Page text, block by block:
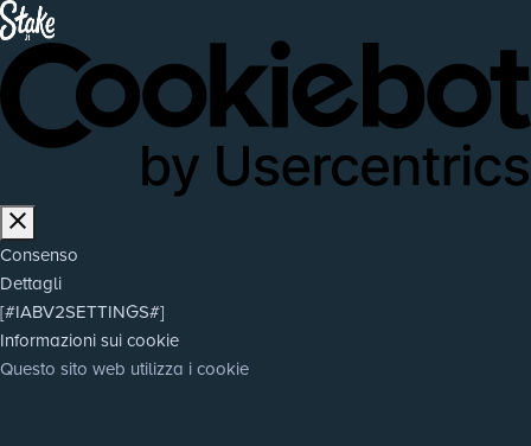
Consenso
Dettagli
[#IABV2SETTINGS#]
Informazioni sui cookie
Questo sito web utilizza i cookie